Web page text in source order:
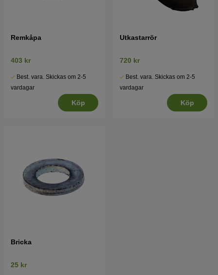
Remkåpa
403 kr
Best. vara. Skickas om 2-5
vardagar
Köp
Utkastarrör
720 kr
Best. vara. Skickas om 2-5
vardagar
Köp
Bricka
25 kr